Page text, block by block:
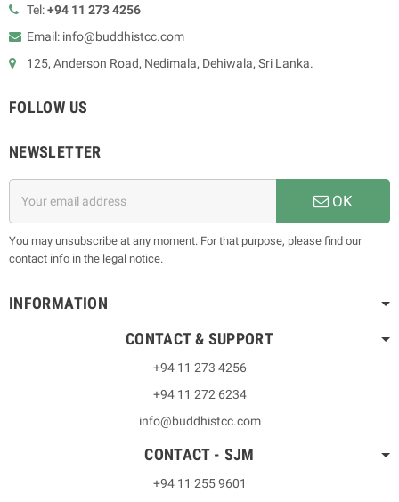
Tel:+94 11 273 4256
Email: info@buddhistcc.com
125, Anderson Road, Nedimala, Dehiwala, Sri Lanka.
FOLLOW US
NEWSLETTER
OK
You may unsubscribe at any moment. For that purpose, please find our
contact info in the legal notice.
INFORMATION
CONTACT & SUPPORT
+94 11 273 4256
+94 11 272 6234
info@buddhistcc.com
CONTACT - SJM
+94 11 255 9601